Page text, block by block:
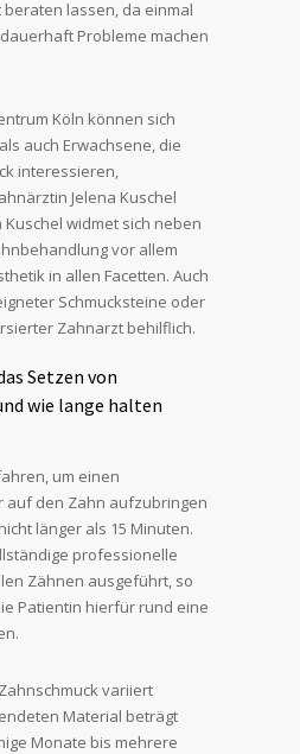
lassen, da einmal
Probleme machen
Köln können sich
auch Erwachsene, die
interessieren,
Jelena Kuschel
widmet sich neben
vor allem
in allen Facetten. Auch
Schmucksteine oder
Zahnarzt behilflich.
Setzen von
wie lange halten
um einen
auf den Zahn aufzubringen
länger als 15 Minuten.
professionelle
Zähnen ausgeführt, so
Patientin hierfür rund eine
variiert
Material beträgt
Monate bis mehrere